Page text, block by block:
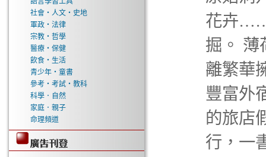
社會‧人文‧史地
軍政‧法律
宗教‧哲學
醫療‧保健
飲食‧生活
青少年‧童書
參考‧考試‧教科
科學．自然
家庭．親子
命理頻道
花卉……
掘。 薄
離繁華
豐富外
的旅店
行，一